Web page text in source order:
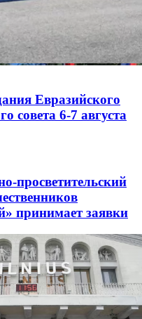
Евразийского
совета 6-7 августа
просветительский
принимает заявки